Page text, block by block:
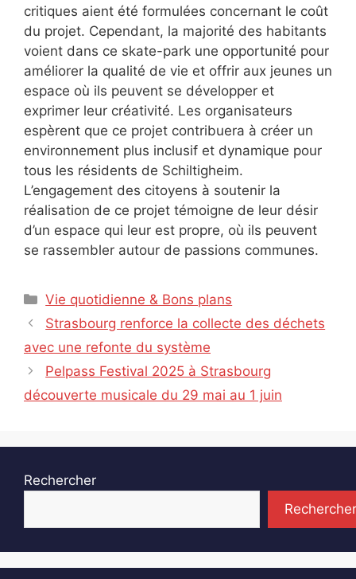
critiques aient été formulées concernant le coût
du projet. Cependant, la majorité des habitants
voient dans ce skate-park une opportunité pour
améliorer la qualité de vie et offrir aux jeunes un
espace où ils peuvent se développer et
exprimer leur créativité. Les organisateurs
espèrent que ce projet contribuera à créer un
environnement plus inclusif et dynamique pour
tous les résidents de Schiltigheim.
L’engagement des citoyens à soutenir la
réalisation de ce projet témoigne de leur désir
d’un espace qui leur est propre, où ils peuvent
se rassembler autour de passions communes.
Catégories
Vie quotidienne & Bons plans
Strasbourg renforce la collecte des déchets
avec une refonte du système
Pelpass Festival 2025 à Strasbourg
découverte musicale du 29 mai au 1 juin
Rechercher
Rechercher